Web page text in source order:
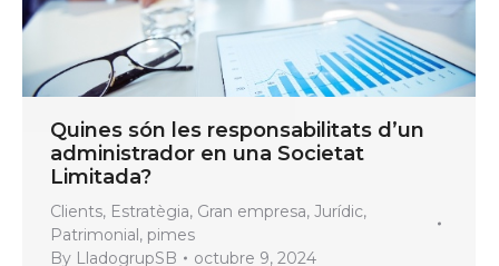
Quines són les responsabilitats d’un
administrador en una Societat
Limitada?
Clients, Estratègia, Gran empresa, Jurídic,
Patrimonial, pimes
By LladogrupSB octubre 9, 2024